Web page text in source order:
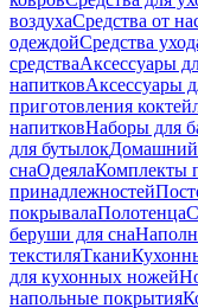
воздухаСредства от
одеждойСредства
средстваАксессуары
напитковАксессуары
приготовления
напитковНаборы для
для бутылокДомашний
снаОдеялаКомплекты
принадлежностей
покрывалаПолотенца
беруши для сна
текстиляТкани
для кухонных ножей
напольные покрытия